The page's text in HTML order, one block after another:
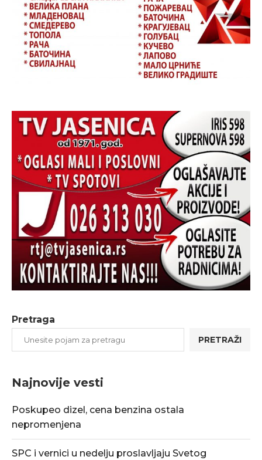
Pretraga
PRETRAŽI
Najnovije vesti
Poskupeo dizel, cena benzina ostala
nepromenjena
SPC i vernici u nedelju proslavljaju Svetog